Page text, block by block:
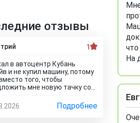
На
отзывы
1
в автоцентр Кубань
и не купил машину, потому
того, чтобы
мне новую тачку со
тестирования и и к
же в битом состоянии!!! Без
Подробнее